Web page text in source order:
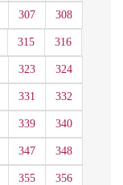
307 308
315 316
323 324
331 332
339 340
347 348
355 356